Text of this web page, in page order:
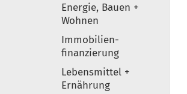
Elemente
Energie, Bauen +
Wohnen
Immobilien-
finanzierung
Lebensmittel +
Ernährung